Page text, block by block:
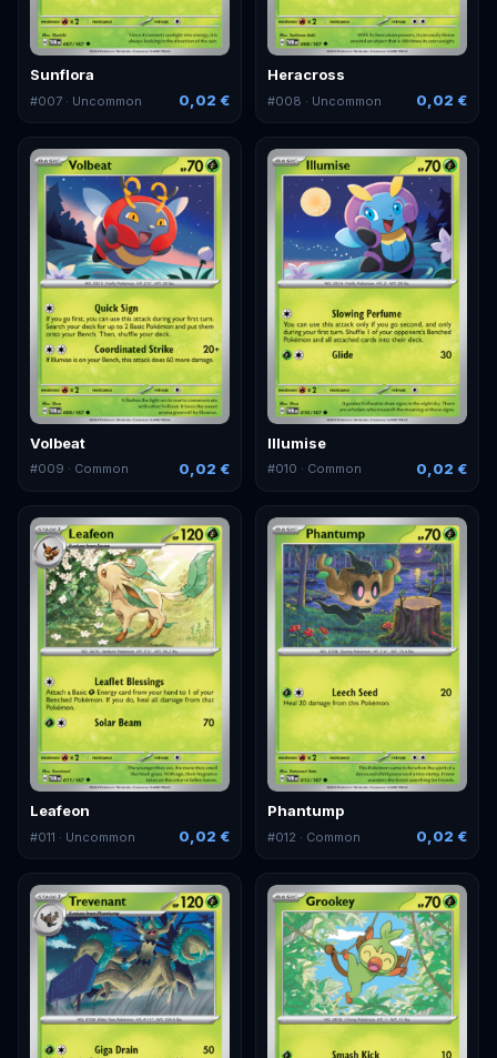
Sunflora
#007 · Uncommon 0,02 €
Heracross
#008 · Uncommon 0,02 €
Volbeat
#009 · Common 0,02 €
Illumise
#010 · Common 0,02 €
Leafeon
#011 · Uncommon 0,02 €
Phantump
#012 · Common 0,02 €